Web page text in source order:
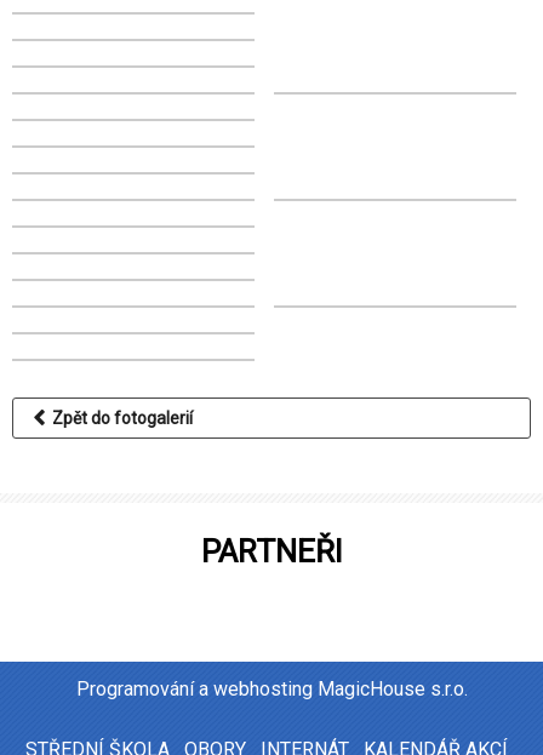
Zpět do fotogalerií
PARTNEŘI
Programování a webhosting MagicHouse s.r.o.
STŘEDNÍ ŠKOLA OBORY INTERNÁT KALENDÁŘ AKCÍ